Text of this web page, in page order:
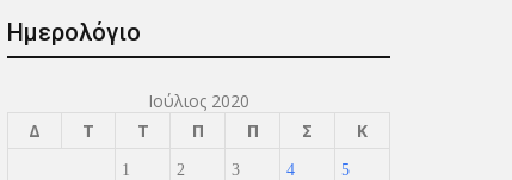
Ημερολόγιο
Ιούλιος 2020
Δ
Τ Τ Π Π Σ Κ
1 2 3 4 5